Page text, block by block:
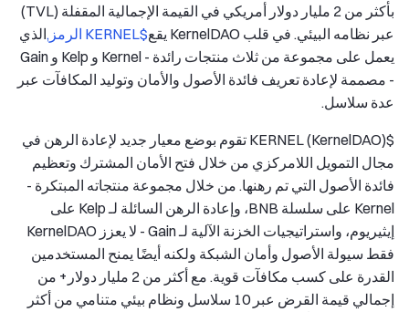
بأكثر من 2 مليار دولار أمريكي في القيمة الإجمالية المقفلة (TVL)
عبر نظامه البيئي. في قلب KernelDAO يقع
$KERNEL الرمز,
الذي
يعمل على مجموعة من ثلاث منتجات رائدة - Kernel و Kelp و Gain
- مصممة لإعادة تعريف فائدة الأصول والأمان وتوليد المكافآت عبر
عدة سلاسل.
$KERNEL (KernelDAO) تقوم بوضع معيار جديد لإعادة الرهن في
مجال التمويل اللامركزي من خلال فتح الأمان المشترك وتعظيم
فائدة الأصول التي تم رهنها. من خلال مجموعة منتجاته المبتكرة -
Kernel على سلسلة BNB، وإعادة الرهن السائلة لـ Kelp على
إيثيريوم، واستراتيجيات الخزنة الآلية لـ Gain - لا يعزز KernelDAO
فقط سيولة الأصول وأمان الشبكة ولكنه أيضًا يمنح المستخدمين
القدرة على كسب مكافآت قوية. مع أكثر من 2 مليار دولار+ من
إجمالي قيمة القرض عبر 10 سلاسل ونظام بيئي متنامي من أكثر